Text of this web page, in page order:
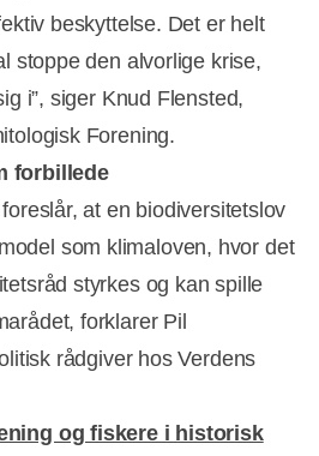
beskyttelse. Det er helt
stoppe den alvorlige krise,
i”, siger Knud Flensted,
Forening.
forbillede
at en biodiversitetslov
som klimaloven, hvor det
styrkes og kan spille
forklarer Pil
rådgiver hos Verdens
og fiskere i historisk